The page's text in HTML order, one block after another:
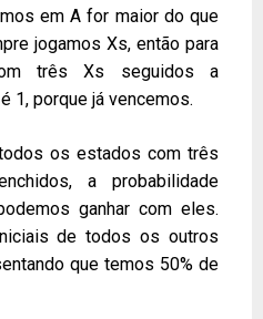
em A for maior do que
jogamos Xs, então para
três Xs seguidos a
1, porque já vencemos.
os estados com três
a probabilidade
ganhar com eles.
de todos os outros
que temos 50% de